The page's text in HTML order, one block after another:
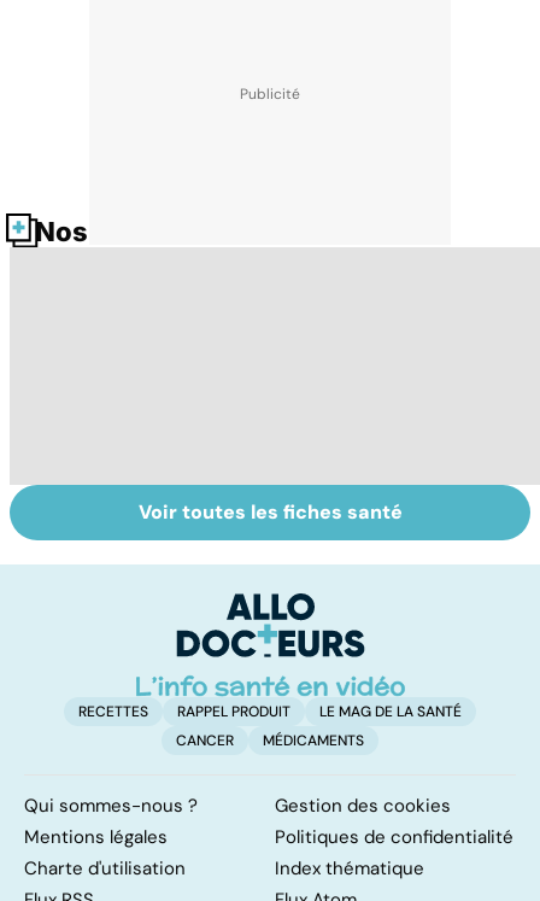
Nos fiches santé
l'inflammation
Maladie de Crohn
: des douleurs
insupportables
Voir toutes les fiches santé
RECETTES RAPPEL PRODUIT
LE MAG DE LA SANTÉ
CANCER
MÉDICAMENTS
Qui sommes-nous ?
Gestion des cookies
Mentions légales
Politiques de confidentialité
Charte d'utilisation
Index thématique